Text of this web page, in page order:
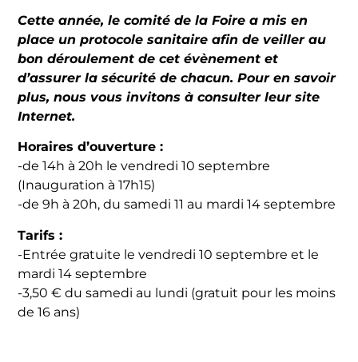
Cette année, le comité de la Foire a mis en
place un protocole sanitaire afin de veiller au
bon déroulement de cet évènement et
d’assurer la sécurité de chacun. Pour en savoir
plus, nous vous invitons à consulter leur site
Internet.
Horaires d’ouverture :
-de 14h à 20h le vendredi 10 septembre
(Inauguration à 17h15)
-de 9h à 20h, du samedi 11 au mardi 14 septembre
Tarifs :
-Entrée gratuite le vendredi 10 septembre et le
mardi 14 septembre
-3,50 € du samedi au lundi (gratuit pour les moins
de 16 ans)